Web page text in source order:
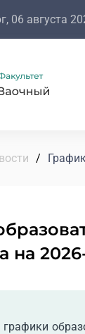
06 августа
/
на